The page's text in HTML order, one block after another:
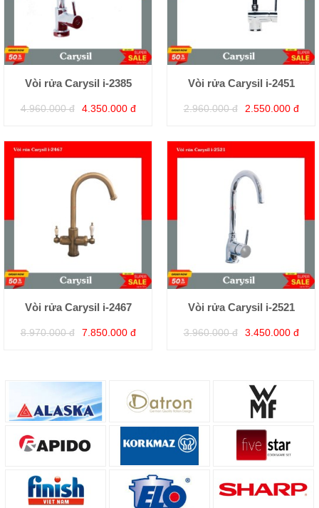
Vòi rửa Carysil i-2385
4.960.000 đ 4.350.000 đ
Vòi rửa Carysil i-2451
2.960.000 đ 2.550.000 đ
Vòi rửa Carysil i-2467
8.970.000 đ 7.850.000 đ
Vòi rửa Carysil i-2521
3.960.000 đ 3.450.000 đ